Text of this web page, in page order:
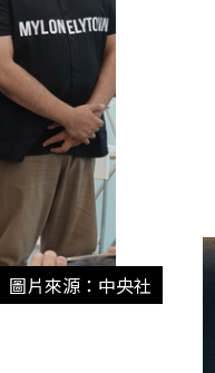
圖片來源：中央社